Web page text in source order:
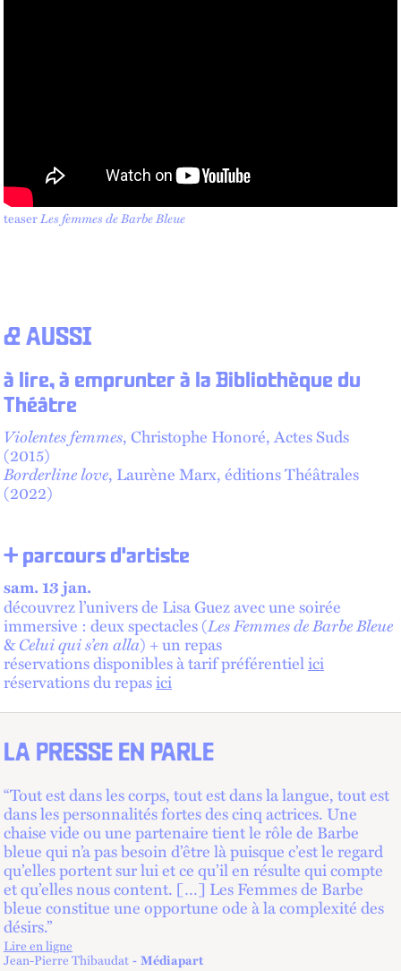
teaserLes femmes de Barbe Bleue
& AUSSI
à lire, à emprunter à la Bibliothèque du
Théâtre
Violentes femmes, Christophe Honoré, Actes Suds
(2015)
Borderline love, Laurène Marx, éditions Théâtrales
(2022)
+ parcours d'artiste
sam. 13 jan.
découvrez l’univers de Lisa Guez avec une soirée
immersive : deux spectacles (Les Femmes de Barbe Bleue
&Celui qui s’en alla) + un repas
réservations disponibles à tarif préférentielici
réservations du repasici
LA PRESSE EN PARLE
“Tout est dans les corps, tout est dans la langue, tout est
dans les personnalités fortes des cinq actrices. Une
chaise vide ou une partenaire tient le rôle de Barbe
bleue qui n’a pas besoin d’être là puisque c’est le regard
qu’elles portent sur lui et ce qu’il en résulte qui compte
et qu’elles nous content. […] Les Femmes de Barbe
bleue constitue une opportune ode à la complexité des
désirs.”
Lire en ligne
Jean-Pierre Thibaudat Médiapart